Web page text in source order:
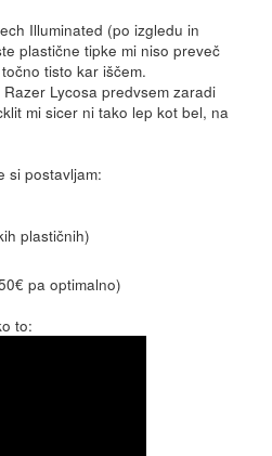
Illuminated (po izgledu in
plastične tipke mi niso preveč
tisto kar iščem.
Lycosa predvsem zaradi
mi sicer ni tako lep kot bel, na
si postavljam:
plastičnih)
pa optimalno)
to: